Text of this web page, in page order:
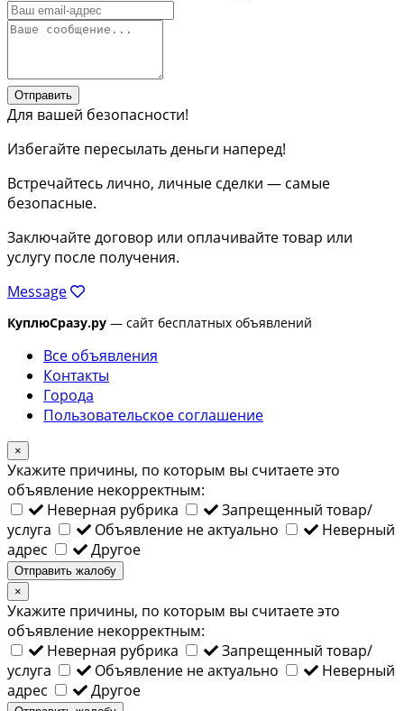
Отправить
Для вашей безопасности!
Избегайте пересылать деньги наперед!
Встречайтесь лично, личные сделки — самые
безопасные.
Заключайте договор или оплачивайте товар или
услугу после получения.
Message
КуплюСразу.ру — сайт бесплатных объявлений
Все объявления
Контакты
Города
Пользовательское соглашение
×
Укажите причины, по которым вы считаете это
объявление некорректным:
Неверная рубрика
Запрещенный товар/
услуга
Объявление не актуально
Неверный
адрес
Другое
Отправить жалобу
×
Укажите причины, по которым вы считаете это
объявление некорректным:
Неверная рубрика
Запрещенный товар/
услуга
Объявление не актуально
Неверный
адрес
Другое